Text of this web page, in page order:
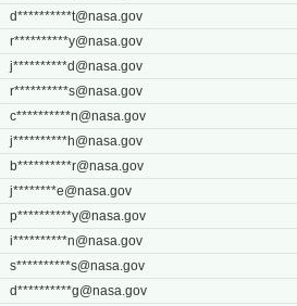
d**********t@nasa.gov
r**********y@nasa.gov
j**********d@nasa.gov
r**********s@nasa.gov
c**********n@nasa.gov
j**********h@nasa.gov
b**********r@nasa.gov
j********e@nasa.gov
p**********y@nasa.gov
i**********n@nasa.gov
s**********s@nasa.gov
d**********g@nasa.gov